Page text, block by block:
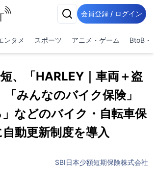
会員登録 / ログイン
ンタメ スポーツ アニメ・ゲーム BtoB・
、「HARLEY｜車両＋盗
みんなのバイク保険」
」などのバイク・自転車保
自動更新制度を導入
SBI日本少額短期保険株式会社